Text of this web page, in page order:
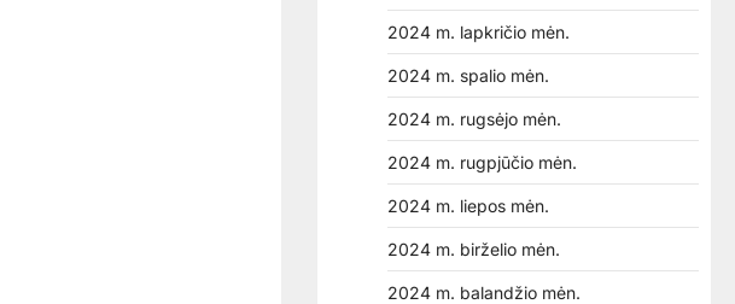
2024 m. lapkričio mėn.
2024 m. spalio mėn.
2024 m. rugsėjo mėn.
2024 m. rugpjūčio mėn.
2024 m. liepos mėn.
2024 m. birželio mėn.
2024 m. balandžio mėn.